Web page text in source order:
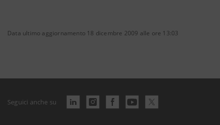
Data ultimo aggiornamento 18 dicembre 2009 alle ore 13:03
Seguici anche su